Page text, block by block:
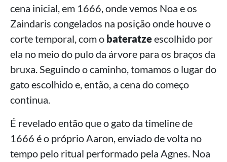
cena inicial, em 1666, onde vemos Noa e os
Zaindaris congelados na posição onde houve o
corte temporal, com o bateratzeescolhido por
ela no meio do pulo da árvore para os braços da
bruxa. Seguindo o caminho, tomamos o lugar do
gato escolhido e, então, a cena do começo
continua.
É revelado então que o gato da timeline de
1666 é o próprio Aaron, enviado de volta no
tempo pelo ritual performado pela Agnes. Noa